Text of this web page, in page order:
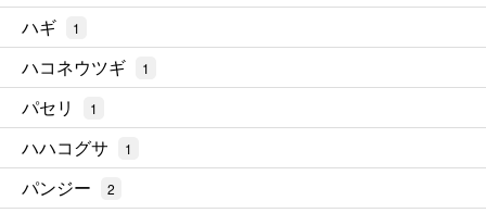
ハギ 1
ハコネウツギ 1
パセリ 1
ハハコグサ 1
パンジー 2